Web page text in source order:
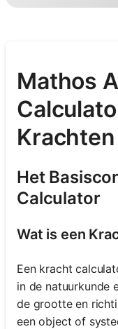
Mathos
Het
Calculator
Wat is een
Een kracht
in de natuurkunde
de grootte en
een object of